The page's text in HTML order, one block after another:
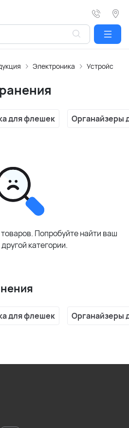
Электроника Устройства
для флешек Органайзеры
Попробуйте найти ваш
категории.
для флешек Органайзеры